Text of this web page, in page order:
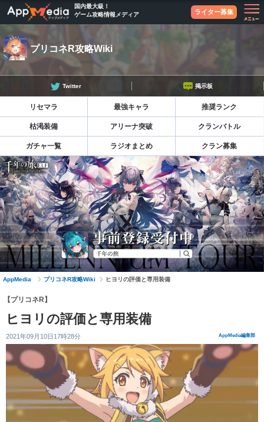
国内最大級！
ゲーム攻略情報メディア
ライター募集
Twitter 掲示板
プリコネR攻略Wiki
リセマラ 最強キャラ 推奨ランク
枯渇装備 アリーナ突破 クランバトル
ガチャ一覧 ラジオまとめ クラン募集
AppMedia プリコネR攻略Wiki ヒヨリの評価と専用装備
【プリコネR】
ヒヨリの評価と専用装備
2021年09月10日17時28分 AppMedia編集部